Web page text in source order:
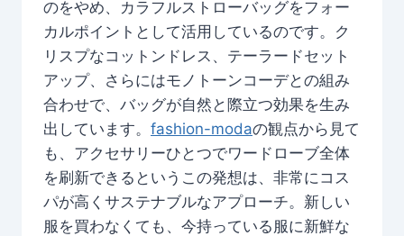
のをやめ、カラフルストローバッグをフォー
カルポイントとして活用しているのです。ク
リスプなコットンドレス、テーラードセット
アップ、さらにはモノトーンコーデとの組み
合わせで、バッグが自然と際立つ効果を生み
出しています。 fashion-modaの観点から見て
も、アクセサリーひとつでワードローブ全体
を刷新できるというこの発想は、非常にコス
パが高くサステナブルなアプローチ。新しい
服を買わなくても、今持っている服に新鮮な